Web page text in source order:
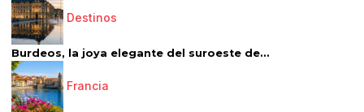
Destinos
Burdeos, la joya elegante del suroeste de...
Francia